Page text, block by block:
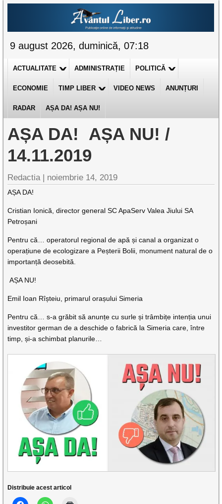
9 august 2026, duminică, 07:18
ACTUALITATE ADMINISTRAȚIE POLITICĂ
ECONOMIE TIMP LIBER VIDEO NEWS ANUNȚURI
RADAR AȘA DA! AȘA NU!
AȘA DA! AȘA NU! /
14.11.2019
Redactia | noiembrie 14, 2019
AȘA DA!
Cristian Ionică, director general SC ApaServ Valea Jiului SA
Petroșani
Pentru că… operatorul regional de apă și canal a organizat o
operațiune de ecologizare a Peșterii Bolii, monument natural de o
importanță deosebită.
AȘA NU!
Emil Ioan Rîșteiu, primarul orașului Simeria
Pentru că… s-a grăbit să anunțe cu surle și trâmbițe intenția unui
investitor german de a deschide o fabrică la Simeria care, între
timp, și-a schimbat planurile…
Distribuie acest articol